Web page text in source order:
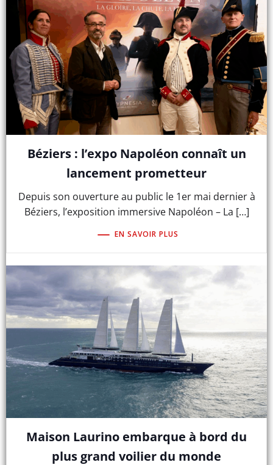
Béziers : l’expo Napoléon connaît un
lancement prometteur
Depuis son ouverture au public le 1er mai dernier à
Béziers, l’exposition immersive Napoléon – La […]
EN SAVOIR PLUS
Maison Laurino embarque à bord du
plus grand voilier du monde